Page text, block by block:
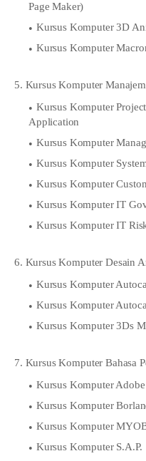
Page Maker)
Kursus Komputer 3D
Kursus Komputer
5. Kursus Komputer
Kursus Komputer
Application
Kursus Komputer
Kursus Komputer
Kursus Komputer
Kursus Komputer IT
Kursus Komputer IT
6. Kursus Komputer Desain
Kursus Komputer
Kursus Komputer
Kursus Komputer 3Ds
7. Kursus Komputer Bahasa
Kursus Komputer Adobe
Kursus Komputer
Kursus Komputer
Kursus Komputer S.A.P.